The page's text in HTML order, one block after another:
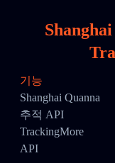
기능
Shanghai Quanna
추적 API
TrackingMore
API